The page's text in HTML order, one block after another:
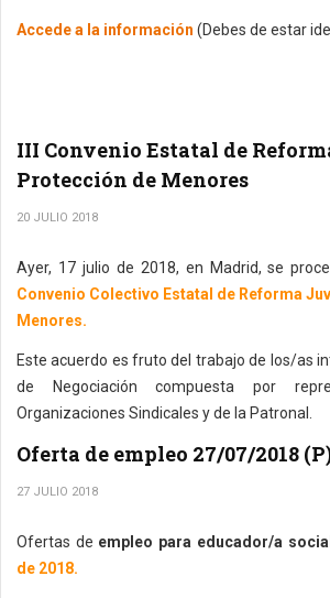
Accede a la información (Debes de estar
III Convenio Estatal de
Protección de Menores
20 JULIO 2018
Ayer, 17 julio de 2018, en Madrid, se
Convenio Colectivo Estatal de Reforma
Menores.
Este acuerdo es fruto del trabajo de los/as
de Negociación compuesta por
Organizaciones Sindicales y de la Patronal.
Oferta de empleo 27/07/2018
27 JULIO 2018
Ofertas de empleo para educador/a social
de 2018.